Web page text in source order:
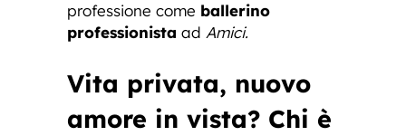
professione come ballerino
professionista ad Amici.
Vita privata, nuovo
amore in vista? Chi è